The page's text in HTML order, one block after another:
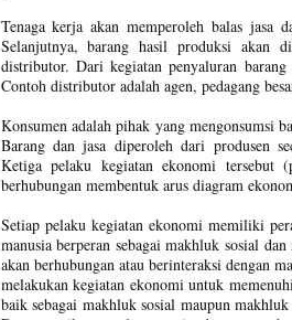
Tenaga kerja akan memperoleh balas jasa
Selanjutnya, barang hasil produksi akan
distributor. Dari kegiatan penyaluran
Contoh distributor adalah agen, pedagang
Konsumen adalah pihak yang mengonsumsi
Barang dan jasa diperoleh dari produsen
Ketiga pelaku kegiatan ekonomi tersebut
berhubungan membentuk arus diagram
Setiap pelaku kegiatan ekonomi memiliki
manusia berperan sebagai makhluk sosial
akan berhubungan atau berinteraksi dengan
melakukan kegiatan ekonomi untuk
baik sebagai makhluk sosial maupun